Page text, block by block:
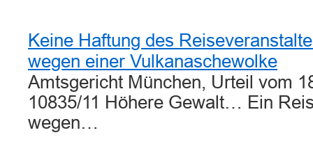
Keine Haftung des
wegen einer Vulkanaschewolke
Amtsgericht München, Urteil vom
10835/11 Höhere Gewalt… Ein
wegen…